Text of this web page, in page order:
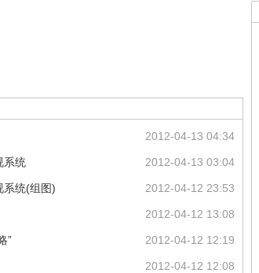
2012-04-13 04:34
2012-04-13 03:04
系统
2012-04-12 23:53
系统(组图)
2012-04-12 13:08
2012-04-12 12:19
”
2012-04-12 12:08